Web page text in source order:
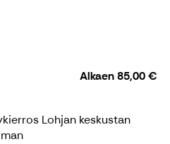
Alkaen85,00 €
Lohjan keskustan